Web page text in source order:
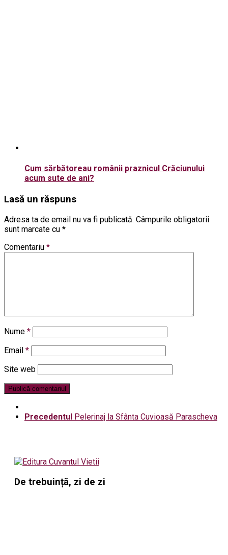
Cum sărbătoreau românii praznicul Crăciunului
acum sute de ani?
Lasă un răspuns
Adresa ta de email nu va fi publicată. Câmpurile obligatorii
sunt marcate cu *
Comentariu *
Nume *
Email *
Site web
Precedentul Pelerinaj la Sfânta Cuvioasă Parascheva
De trebuință, zi de zi